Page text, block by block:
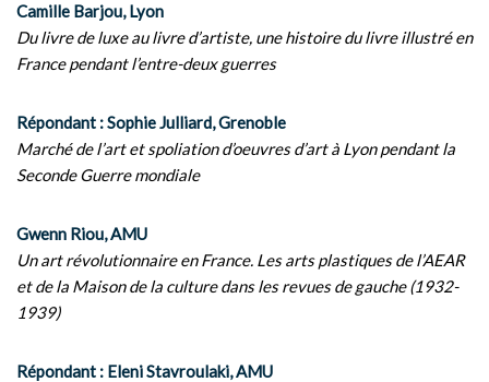
Camille Barjou, Lyon
Du livre de luxe au livre d’artiste, une histoire du livre illustré en
France pendant l’entre-deux guerres
Répondant : Sophie Julliard, Grenoble
Marché de l’art et spoliation d’oeuvres d’art à Lyon pendant la
Seconde Guerre mondiale
Gwenn Riou, AMU
Un art révolutionnaire en France. Les arts plastiques de l’AEAR
et de la Maison de la culture dans les revues de gauche (1932-
1939)
Répondant : Eleni Stavroulaki, AMU